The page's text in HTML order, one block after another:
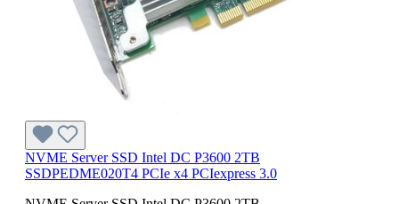
NVME Server SSD Intel DC P3600 2TB
SSDPEDME020T4 PCIe x4 PCIexpress 3.0